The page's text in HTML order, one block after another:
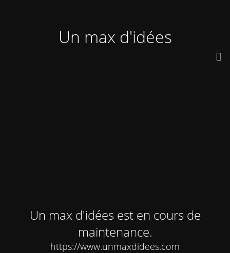
Un max d'idées
Un max d'idées est en cours de
maintenance.
https://www.unmaxdidees.com